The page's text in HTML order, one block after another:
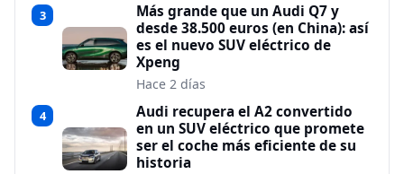
3
Más grande que un Audi Q7 y
desde 38.500 euros (en China): así
es el nuevo SUV eléctrico de
Xpeng
Hace 2 días
4
Audi recupera el A2 convertido
en un SUV eléctrico que promete
ser el coche más eficiente de su
historia